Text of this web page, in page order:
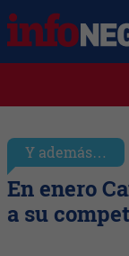
Y además…
En enero
a su